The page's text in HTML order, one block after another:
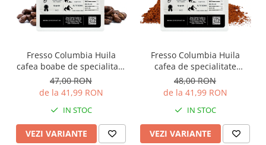
Fresso Columbia Huila
cafea boabe de specialitate
proaspăt prăjită și
decofeinizată
47,00 RON
de la 41,99 RON
IN STOC
VEZI VARIANTE
Fresso Columbia Huila
cafea de specialitate
decofeinizată proaspăt
prăjită și măcinată
48,00 RON
de la 41,99 RON
IN STOC
VEZI VARIANTE